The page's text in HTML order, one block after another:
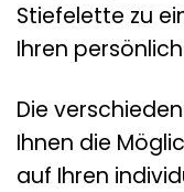
Stiefelette zu
Ihren
Die
Ihnen die
auf Ihren